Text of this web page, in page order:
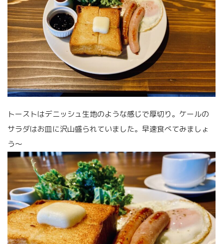
トーストはデニッシュ生地のような感じで厚切り。ケールの
サラダはお皿に沢山盛られていました。早速食べてみましょ
う〜